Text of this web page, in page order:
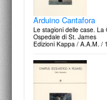
Franco Purini
Luogo e progetto
Magma Editrice / 1976
Arduino Cantafora
Le stagioni delle case.
Ospedale di St. James
Edizioni Kappa / A.A.M. /